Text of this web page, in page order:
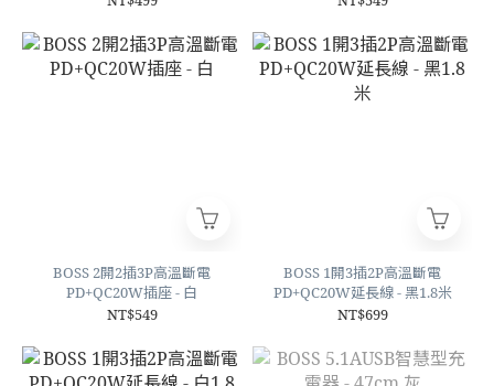
BOSS 2開2插3P高溫斷電
PD+QC20W插座 - 白
NT$549
BOSS 1開3插2P高溫斷電
PD+QC20W延長線 - 黑1.8米
NT$699